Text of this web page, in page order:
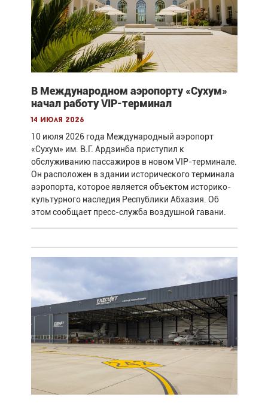
В Международном аэропорту «Сухум»
начал работу VIP-терминал
14 июля 2026
10 июля 2026 года Международный аэропорт
«Сухум» им. В.Г. Ардзинба приступил к
обслуживанию пассажиров в новом VIP-терминале.
Он расположен в здании исторического терминала
аэропорта, которое является объектом историко-
культурного наследия Республики Абхазия. Об
этом сообщает пресс-служба воздушной гавани.